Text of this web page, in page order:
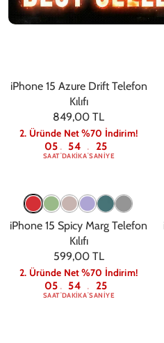
iPhone 15 Azure Drift Telefon
Kılıfı
849,00 TL
2. Üründe Net %70 İndirim!
05
SAAT: 54
DAKIKA: 24
SANIYE
iPhone 15 Spicy Marg Telefon
Kılıfı
599,00 TL
2. Üründe Net %70 İndirim!
05
SAAT: 54
DAKIKA: 24
SANIYE